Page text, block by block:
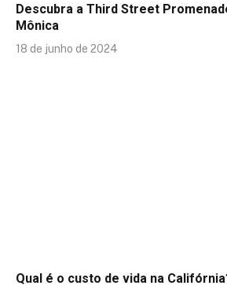
Descubra a Third Street
Mônica
18 de junho de 2024
Qual é o custo de vida na